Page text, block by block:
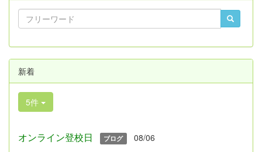
新着
5件
オンライン登校日 ブログ 08/06